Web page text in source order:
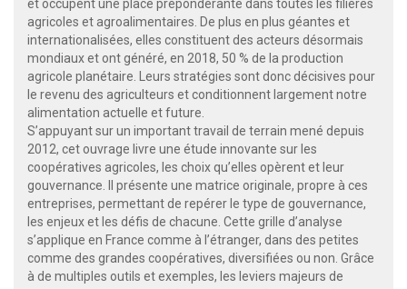
et occupent une place prépondérante dans toutes les filières
agricoles et agroalimentaires. De plus en plus géantes et
internationalisées, elles constituent des acteurs désormais
mondiaux et ont généré, en 2018, 50 % de la production
agricole planétaire. Leurs stratégies sont donc décisives pour
le revenu des agriculteurs et conditionnent largement notre
alimentation actuelle et future.
S’appuyant sur un important travail de terrain mené depuis
2012, cet ouvrage livre une étude innovante sur les
coopératives agricoles, les choix qu’elles opèrent et leur
gouvernance. Il présente une matrice originale, propre à ces
entreprises, permettant de repérer le type de gouvernance,
les enjeux et les défis de chacune. Cette grille d’analyse
s’applique en France comme à l’étranger, dans des petites
comme des grandes coopératives, diversifiées ou non. Grâce
à de multiples outils et exemples, les leviers majeurs de